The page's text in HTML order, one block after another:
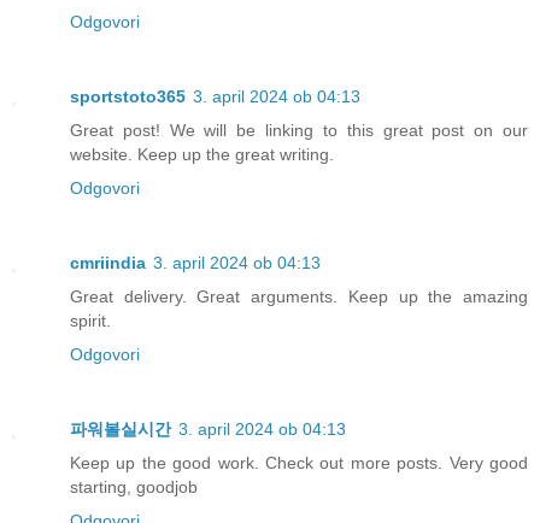
Odgovori
sportstoto365 3. april 2024 ob 04:13
Great post! We will be linking to this great post on our
website. Keep up the great writing.
Odgovori
cmriindia 3. april 2024 ob 04:13
Great delivery. Great arguments. Keep up the amazing
spirit.
Odgovori
파워볼실시간 3. april 2024 ob 04:13
Keep up the good work. Check out more posts. Very good
starting, goodjob